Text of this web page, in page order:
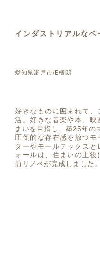
インダストリアルなベ
愛知県瀬戸市/E様邸
好きなものに囲まれて、
活。好きな音楽や本、映
まいを目指し、築25年の
圧倒的な存在感を放つモ
ターやモールテックスと
ォールは、住まいの主役
前リノベが完成しました。